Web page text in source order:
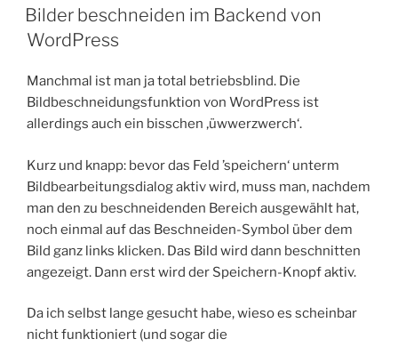
AM
Bilder beschneiden im Backend von
WordPress
Manchmal ist man ja total betriebsblind. Die
Bildbeschneidungsfunktion von WordPress ist
allerdings auch ein bisschen ‚üwwerzwerch‘.
Kurz und knapp: bevor das Feld ’speichern‘ unterm
Bildbearbeitungsdialog aktiv wird, muss man, nachdem
man den zu beschneidenden Bereich ausgewählt hat,
noch einmal auf das Beschneiden-Symbol über dem
Bild ganz links klicken. Das Bild wird dann beschnitten
angezeigt. Dann erst wird der Speichern-Knopf aktiv.
Da ich selbst lange gesucht habe, wieso es scheinbar
nicht funktioniert (und sogar die